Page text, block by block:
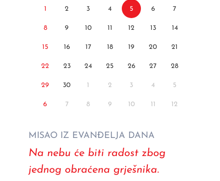
1 2 3 4 5 6 7
8 9 10 11 12 13 14
15 16 17 18 19 20 21
22 23 24 25 26 27 28
29 30 1 2 3 4 5
6 7 8 9 10 11 12
MISAO IZ EVANĐELJA DANA
Na nebu će biti radost zbog
jednog obraćena grješnika.